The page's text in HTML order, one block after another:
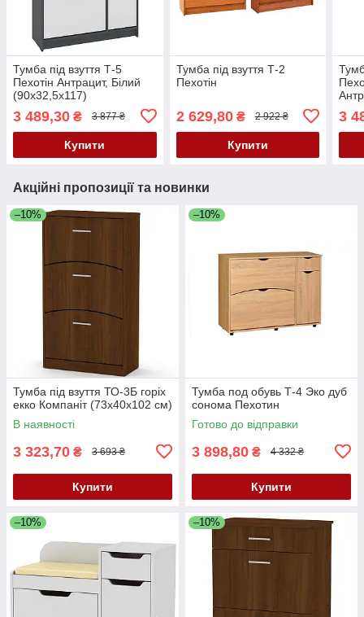
Тумба під взуття Т-5
Пехотін Антрацит, Білий
(90х32,5х117)
3 489,30 ₴ 3 877 ₴
Купити
Тумба під взуття Т-2
Пехотін
2 629,80₴ 2 922 ₴
Купити
3
Акційні пропозиції та новинки
–10%
Тумба під взуття ТО-3Б горіх
екко Компаніт (73х40х102 см)
В наявності
3 323,70 ₴ 3 693 ₴
Купити
–10%
Тумба под обувь Т-4 Эко дуб
сонома Пехотин
Готово до відправки
3 898,80 ₴ 4 332 ₴
Купити
–10% –10%